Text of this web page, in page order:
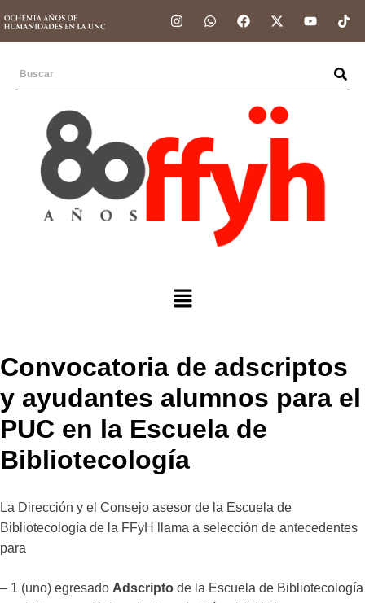
Convocatoria de adscriptos
y ayudantes alumnos para el
PUC en la Escuela de
Bibliotecología
La Dirección y el Consejo asesor de la Escuela de
Bibliotecología de la FFyH llama a selección de antecedentes
para
– 1 (uno) egresado Adscripto de la Escuela de Bibliotecología